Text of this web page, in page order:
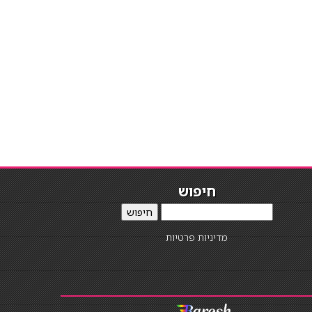
חיפוש
חיפוש
מדיניות פרטיות